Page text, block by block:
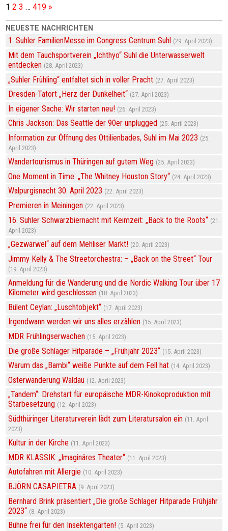
1 2 3 … 419 »
NEUESTE NACHRICHTEN
1. Suhler FamilienMesse im Congress Centrum Suhl 29. April 2023
Mit dem Tauchsportverein „Ichthyo“ Suhl die Unterwasserwelt
entdecken 28. April 2023
„Suhler Frühling“ entfaltet sich in voller Pracht 27. April 2023
Dresden-Tatort „Herz der Dunkelheit“ 27. April 2023
In eigener Sache: Wir starten neu! 26. April 2023
Chris Jackson: Das Seattle der 90er unplugged 25. April 2023
Information zur Öffnung des Ottilienbades, Suhl im Mai 2023 25.
April 2023
Wandertourismus in Thüringen auf gutem Weg 25. April 2023
One Moment in Time: „The Whitney Houston Story“ 24. April 2023
Walpurgisnacht 30. April 2023 22. April 2023
Premieren in Meiningen 22. April 2023
16. Suhler Schwarzbiernacht mit Keimzeit: „Back to the Roots“ 21.
April 2023
„Gezwärwel“ auf dem Mehliser Markt! 20. April 2023
Jimmy Kelly & The Streetorchestra: – „Back on the Street“ Tour
19. April 2023
Anmeldung für die Wanderung und die Nordic Walking Tour über 17
Kilometer wird geschlossen
18. April 2023
Bülent Ceylan: „Luschtobjekt“ 17. April 2023
Irgendwann werden wir uns alles erzählen 15. April 2023
MDR Frühlingserwachen 15. April 2023
Die große Schlager Hitparade – „Frühjahr 2023“ 15. April 2023
Warum das „Bambi“ weiße Punkte auf dem Fell hat 14. April 2023
Osterwanderung Waldau 12. April 2023
„Tandem“: Drehstart für europäische MDR-Kinokoproduktion mit
Starbesetzung
12. April 2023
Südthüringer Literaturverein lädt zum Literatursalon ein
11. April
2023
Kultur in der Kirche 11. April 2023
MDR KLASSIK: „Imaginäres Theater“ 11. April 2023
Autofahren mit Allergie 10. April 2023
BJÖRN CASAPIETRA 9. April 2023
Bernhard Brink präsentiert „Die große Schlager Hitparade Frühjahr
2023“ 8. April 2023
Bühne frei für den Insektengarten! 5. April 2023